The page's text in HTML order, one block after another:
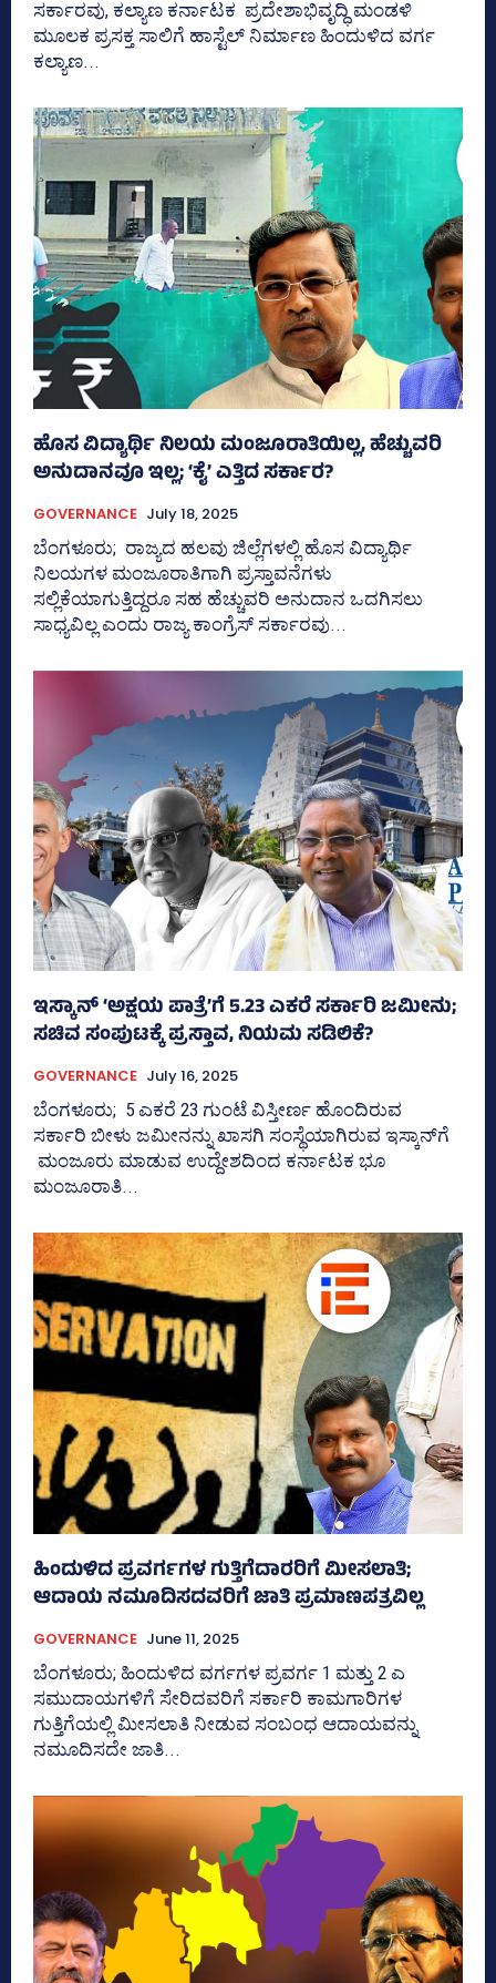
ಸರ್ಕಾರವು, ಕಲ್ಯಾಣ ಕರ್ನಾಟಕ ಪ್ರದೇಶಾಭಿವೃದ್ಧಿ ಮಂಡಳಿ
ಮೂಲಕ ಪ್ರಸಕ್ತ ಸಾಲಿಗೆ ಹಾಸ್ಟೆಲ್‌ ನಿರ್ಮಾಣ ಹಿಂದುಳಿದ ವರ್ಗ
ಕಲ್ಯಾಣ...
ಹೊಸ ವಿದ್ಯಾರ್ಥಿ ನಿಲಯ ಮಂಜೂರಾತಿಯಿಲ್ಲ, ಹೆಚ್ಚುವರಿ
ಅನುದಾನವೂ ಇಲ್ಲ; ‘ಕೈ’ ಎತ್ತಿದ ಸರ್ಕಾರ?
GOVERNANCE July 18, 2025
ಬೆಂಗಳೂರು; ರಾಜ್ಯದ ಹಲವು ಜಿಲ್ಲೆಗಳಲ್ಲಿ ಹೊಸ ವಿದ್ಯಾರ್ಥಿ
ನಿಲಯಗಳ ಮಂಜೂರಾತಿಗಾಗಿ ಪ್ರಸ್ತಾವನೆಗಳು
ಸಲ್ಲಿಕೆಯಾಗುತ್ತಿದ್ದರೂ ಸಹ ಹೆಚ್ಚುವರಿ ಅನುದಾನ ಒದಗಿಸಲು
ಸಾಧ್ಯವಿಲ್ಲ ಎಂದು ರಾಜ್ಯ ಕಾಂಗ್ರೆಸ್‌ ಸರ್ಕಾರವು...
ಇಸ್ಕಾನ್‌ ‘ಅಕ್ಷಯ ಪಾತ್ರೆ’ಗೆ 5.23 ಎಕರೆ ಸರ್ಕಾರಿ ಜಮೀನು;
ಸಚಿವ ಸಂಪುಟಕ್ಕೆ ಪ್ರಸ್ತಾವ, ನಿಯಮ ಸಡಿಲಿಕೆ?
GOVERNANCE July 16, 2025
ಬೆಂಗಳೂರು; 5 ಎಕರೆ 23 ಗುಂಟೆ ವಿಸ್ತೀರ್ಣ ಹೊಂದಿರುವ
ಸರ್ಕಾರಿ ಬೀಳು ಜಮೀನನ್ನು ಖಾಸಗಿ ಸಂಸ್ಥೆಯಾಗಿರುವ ಇಸ್ಕಾನ್‌ಗೆ
ಮಂಜೂರು ಮಾಡುವ ಉದ್ದೇಶದಿಂದ ಕರ್ನಾಟಕ ಭೂ
ಮಂಜೂರಾತಿ...
ಹಿಂದುಳಿದ ಪ್ರವರ್ಗಗಳ ಗುತ್ತಿಗೆದಾರರಿಗೆ ಮೀಸಲಾತಿ;
ಆದಾಯ ನಮೂದಿಸದವರಿಗೆ ಜಾತಿ ಪ್ರಮಾಣಪತ್ರವಿಲ್ಲ
GOVERNANCE June 11, 2025
ಬೆಂಗಳೂರು; ಹಿಂದುಳಿದ ವರ್ಗಗಳ ಪ್ರವರ್ಗ 1 ಮತ್ತು 2 ಎ
ಸಮುದಾಯಗಳಿಗೆ ಸೇರಿದವರಿಗೆ ಸರ್ಕಾರಿ ಕಾಮಗಾರಿಗಳ
ಗುತ್ತಿಗೆಯಲ್ಲಿ ಮೀಸಲಾತಿ ನೀಡುವ ಸಂಬಂಧ ಆದಾಯವನ್ನು
ನಮೂದಿಸದೇ ಜಾತಿ...